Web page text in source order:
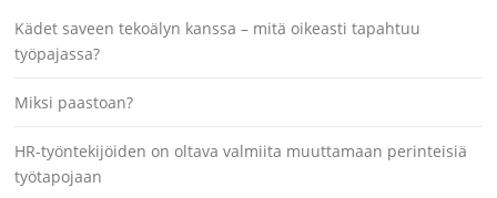
Kädet saveen tekoälyn kanssa – mitä oikeasti tapahtuu
työpajassa?
Miksi paastoan?
HR-työntekijöiden on oltava valmiita muuttamaan perinteisiä
työtapojaan